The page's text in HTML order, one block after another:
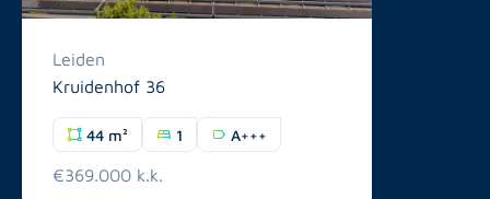
Leiden
Kruidenhof 36
44 m² 1 A+++
€369.000 k.k.